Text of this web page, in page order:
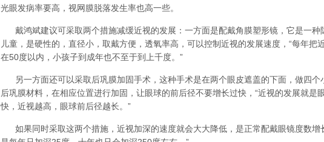
光眼发病率要高，视网膜脱落发生率也高一些。
戴鸿斌建议可采取两个措施减缓近视的发展：一方面是配戴角膜塑形镜，它是一种
儿童，是硬性的，直径小，取戴方便，透氧率高，可以控制近视的发展速度，“每年把
在50度以内，小孩子到成年也不至于到上千度。”
另一方面还可以采取后巩膜加固手术，这种手术是在两个眼皮遮盖的下面，做四个
后巩膜材料，在相应位置进行加固，让眼球的前后径不要增长过快，“近视的发展就是
快，近视越高，眼球前后径越长。”
如果同时采取这两个措施，近视加深的速度就会大大降低，是正常配戴眼镜度数增